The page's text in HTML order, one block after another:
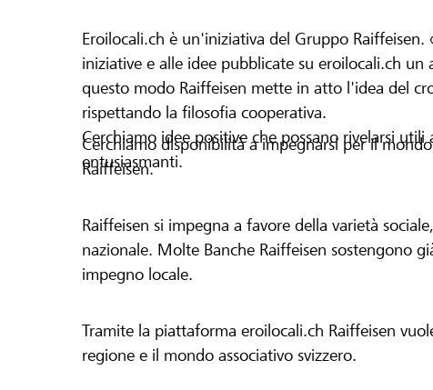
Eroilocali.ch è un'iniziativa del Gruppo
iniziative e alle idee pubblicate su eroilocali.ch
questo modo Raiffeisen mette in atto l'idea del
rispettando la filosofia cooperativa.
Cerchiamo idee positive che possano rivelarsi
entusiasmanti.
Cerchiamo disponibilità a impegnarsi per il
Raiffeisen.
Raiffeisen si impegna a favore della varietà
nazionale. Molte Banche Raiffeisen sostengono
impegno locale.
Tramite la piattaforma eroilocali.ch Raiffeisen
regione e il mondo associativo svizzero.